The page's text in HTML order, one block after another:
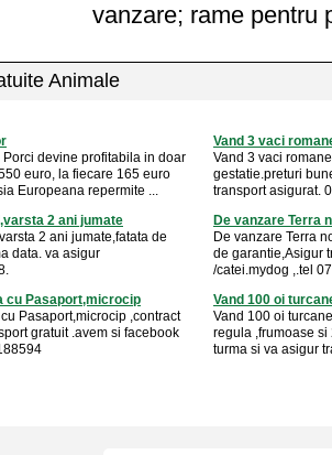
vanzare; rame pentru
Animale
Porci devine profitabila in doar
euro, la fiecare 165 euro
Europeana repermite ...
Vand 3 vaci
Vand 3 vaci
gestatie.preturi
transport asigurat.
2 ani jumate
2 ani jumate,fatata de
data. va asigur
De vanzare Terra
De vanzare Terra
de garantie,Asigur
/catei.mydog ,.tel
cu Pasaport,microcip
Pasaport,microcip ,contract
gratuit .avem si facebook
Vand 100 oi
Vand 100 oi
regula ,frumoase
turma si va asigur